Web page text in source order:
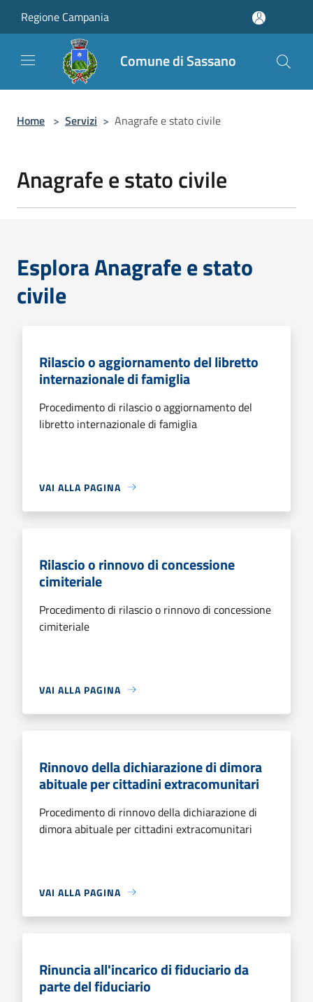
Regione Campania
Comune di Sassano
Home > Servizi > Anagrafe e stato civile
Anagrafe e stato civile
Esplora Anagrafe e stato
civile
Rilascio o aggiornamento del libretto
internazionale di famiglia
Procedimento di rilascio o aggiornamento del
libretto internazionale di famiglia
VAI ALLA PAGINA
Rilascio o rinnovo di concessione
cimiteriale
Procedimento di rilascio o rinnovo di concessione
cimiteriale
VAI ALLA PAGINA
Rinnovo della dichiarazione di dimora
abituale per cittadini extracomunitari
Procedimento di rinnovo della dichiarazione di
dimora abituale per cittadini extracomunitari
VAI ALLA PAGINA
Rinuncia all'incarico di fiduciario da
parte del fiduciario